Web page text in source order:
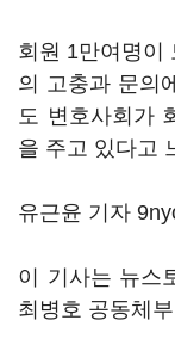
회원 1만여명이
의 고충과 문의
도 변호사회가
을 주고 있다고
유근윤 기자
이 기사는 뉴스
최병호 공동체